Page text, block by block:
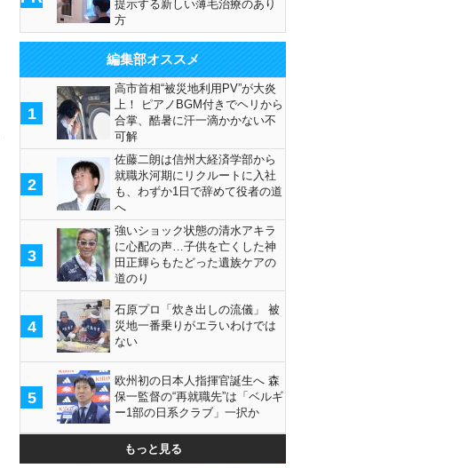
提示する新しい薄毛治療のあり
方
編集部オススメ
1
高市首相“被災地利用PV”が大炎
上！ ピアノBGM付きでヘリから
合掌、酷暑に汗一滴かかない不
可解
2
佐藤二朗は信州大経済学部から
就職氷河期にリクルートに入社
も、わずか1日で辞めて役者の道
へ
3
強いショック状態の清水アキラ
に心配の声…子供を亡くした神
田正輝らもたどった遺族ケアの
道のり
4
石原プロ「炊き出しの流儀」 被
災地一番乗りがエラいわけでは
ない
5
欧州初の日本人指揮官誕生へ 森
保一監督の“再就職先”は「ベルギ
ー1部の日系クラブ」一択か
もっと見る